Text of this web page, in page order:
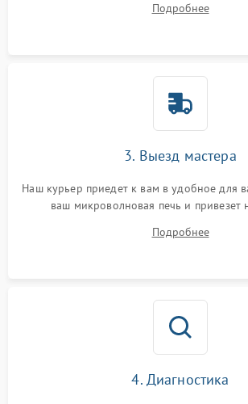
Подробнее
3. Выезд мастера
Наш курьер приедет к вам в удобное для
ваш микроволновая печь и привезет
Подробнее
4. Диагностика